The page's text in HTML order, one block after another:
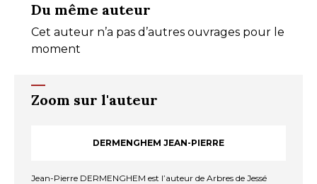
Du même auteur
Cet auteur n’a pas d’autres ouvrages pour le
moment
Zoom sur l'auteur
DERMENGHEM JEAN-PIERRE
Jean-Pierre DERMENGHEM est l’auteur de Arbres de Jessé